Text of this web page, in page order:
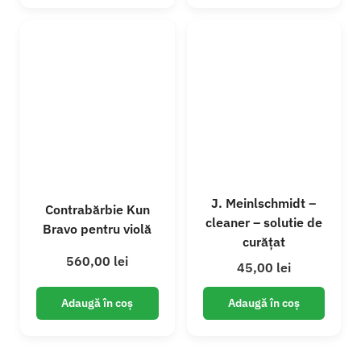
Contrabărbie Kun
Bravo pentru violă
560,00 lei
Adaugă în coș
J. Meinlschmidt –
cleaner – solutie de
curățat
45,00 lei
Adaugă în coș